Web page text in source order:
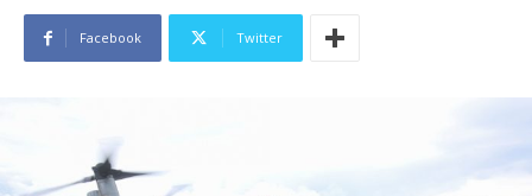
Facebook Twitter